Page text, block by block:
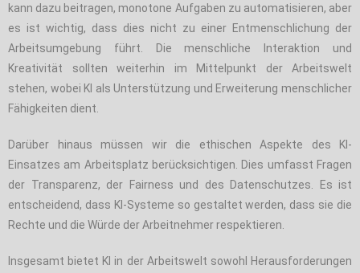
kann dazu beitragen, monotone Aufgaben zu automatisieren, aber
es ist wichtig, dass dies nicht zu einer Entmenschlichung der
Arbeitsumgebung führt. Die menschliche Interaktion und
Kreativität sollten weiterhin im Mittelpunkt der Arbeitswelt
stehen, wobei KI als Unterstützung und Erweiterung menschlicher
Fähigkeiten dient.
Darüber hinaus müssen wir die ethischen Aspekte des KI-
Einsatzes am Arbeitsplatz berücksichtigen. Dies umfasst Fragen
der Transparenz, der Fairness und des Datenschutzes. Es ist
entscheidend, dass KI-Systeme so gestaltet werden, dass sie die
Rechte und die Würde der Arbeitnehmer respektieren.
Insgesamt bietet KI in der Arbeitswelt sowohl Herausforderungen